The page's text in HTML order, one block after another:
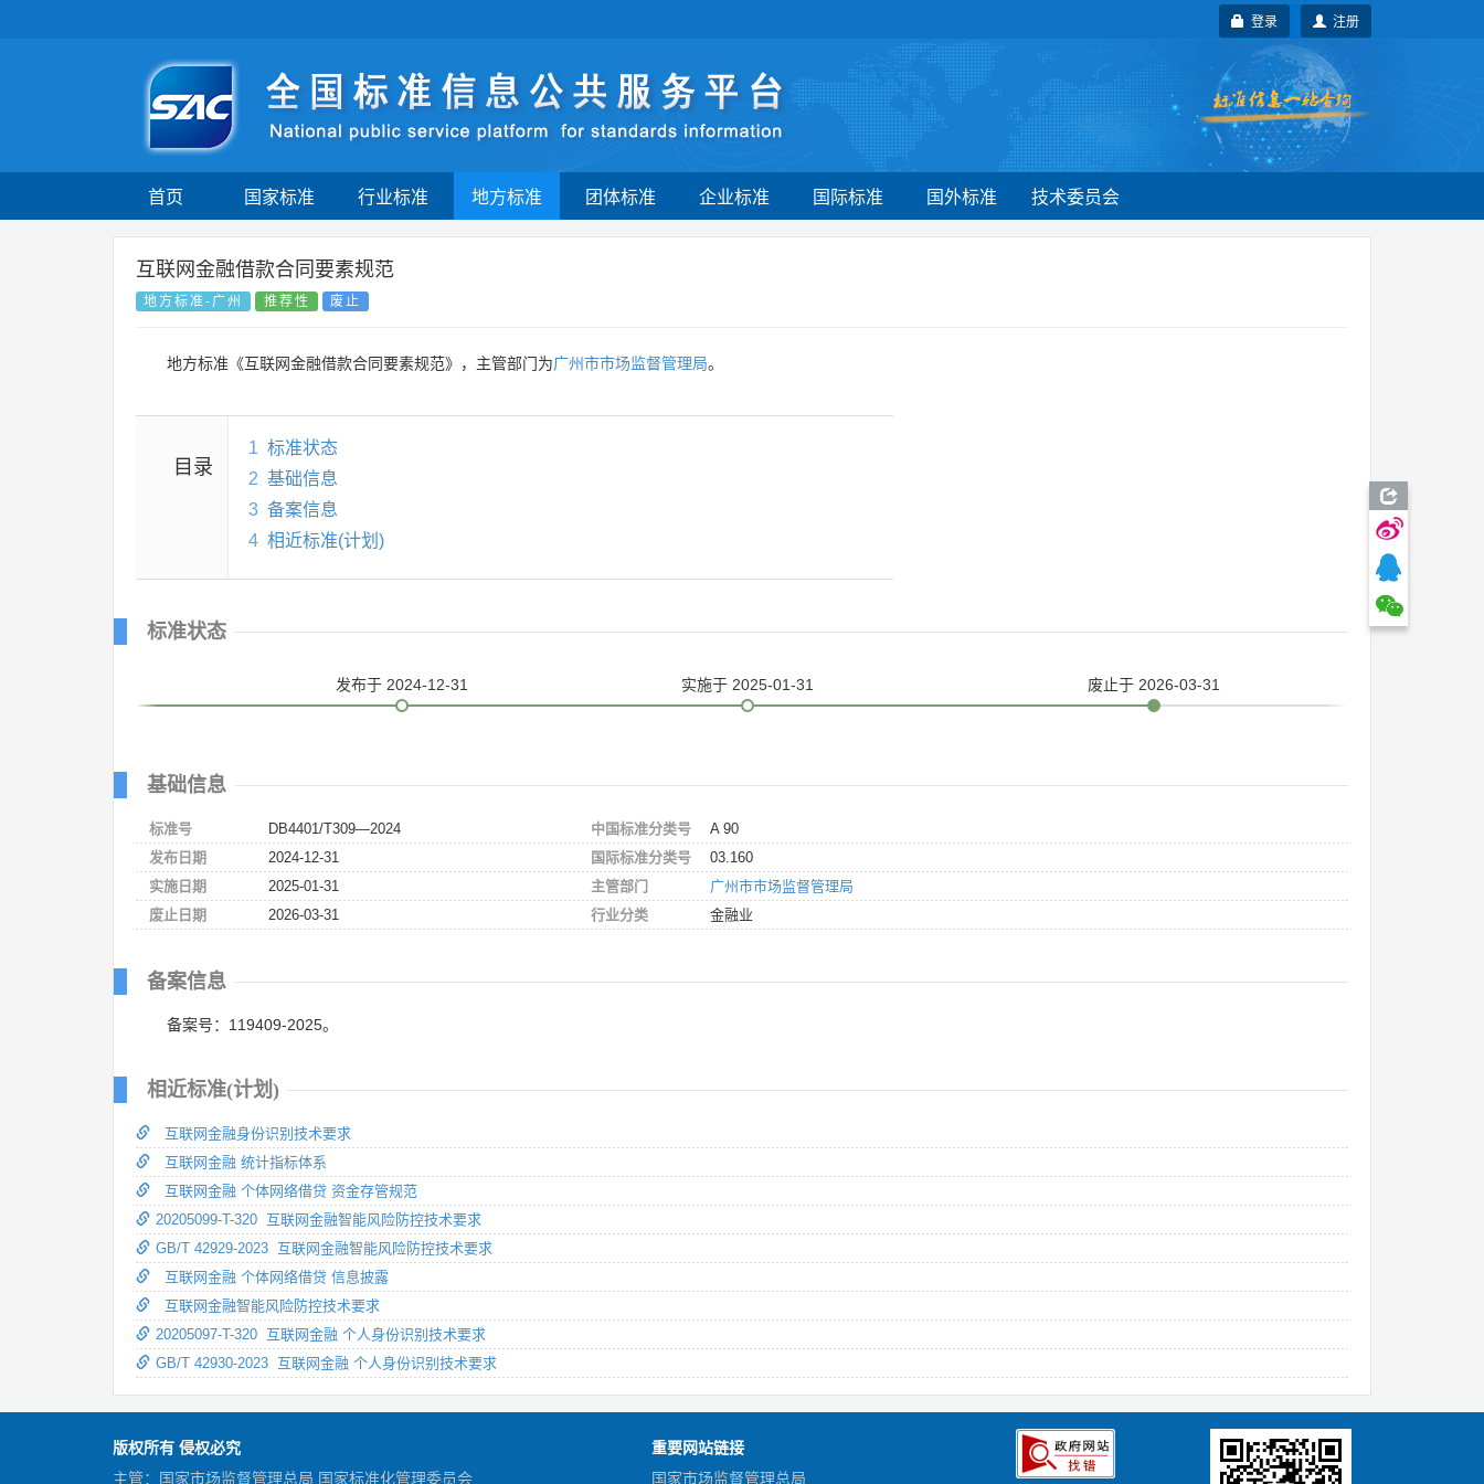
注册
登录
首页 国家标准 行业标准 地方标准 团体标准 企业标准 国际标准 国外标准 技术委员会
互联网金融借款合同要素规范
地方标准-广州 推荐性 废止
地方标准《互联网金融借款合同要素规范》，主管部门为广州市市场监督管理局。
目录
1 标准状态
2 基础信息
3 备案信息
4 相近标准(计划)
标准状态
发布于 2024-12-31 实施于 2025-01-31 废止于 2026-03-31
基础信息
标准号
DB4401/T309—2024
发布日期
2024-12-31
实施日期
2025-01-31
废止日期
2026-03-31
中国标准分类号
A 90
国际标准分类号
03.160
主管部门
广州市市场监督管理局
行业分类
金融业
备案信息
备案号：119409-2025。
相近标准(计划)
互联网金融身份识别技术要求
互联网金融 统计指标体系
互联网金融 个体网络借贷 资金存管规范
20205099-T-320 互联网金融智能风险防控技术要求
GB/T 42929-2023 互联网金融智能风险防控技术要求
互联网金融 个体网络借贷 信息披露
互联网金融智能风险防控技术要求
20205097-T-320 互联网金融 个人身份识别技术要求
GB/T 42930-2023 互联网金融 个人身份识别技术要求
版权所有 侵权必究
主管：国家市场监督管理总局 国家标准化管理委员会
重要网站链接
国家市场监督管理总局